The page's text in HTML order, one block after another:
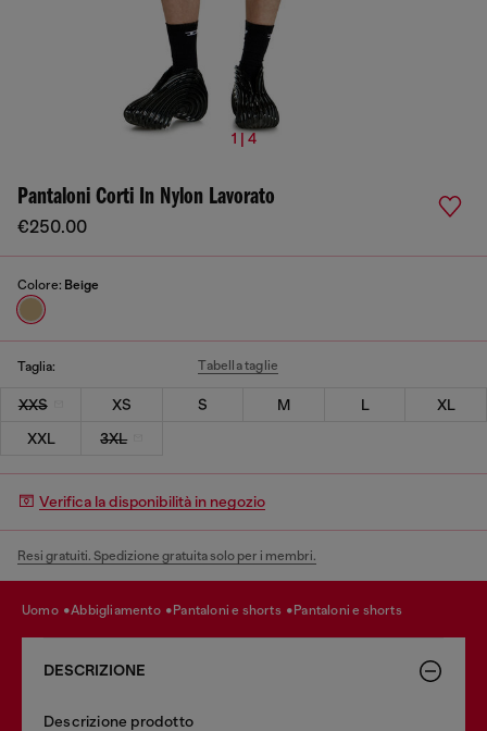
1 | 4
Pantaloni Corti In Nylon Lavorato
€250.00
Colore: Beige
Taglia: Tabella taglie
XXS XS S M L
XL
XXL
3XL
Verifica la disponibilità in negozio
Resi gratuiti. Spedizione gratuita solo per i membri.
uomo abbigliamento pantaloni e shorts pantaloni e shorts
DESCRIZIONE
Descrizione prodotto